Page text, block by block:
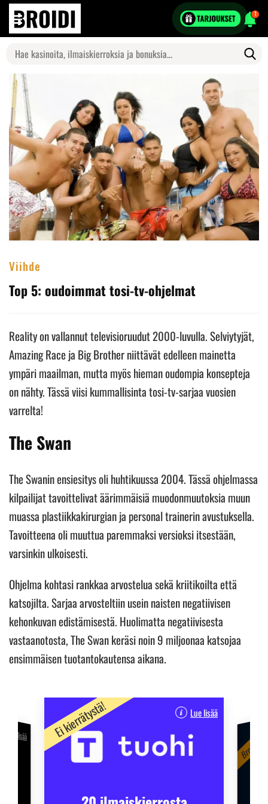
1
Search
for:
Viihde
Top 5: oudoimmat tosi-tv-ohjelmat
Reality on vallannut televisioruudut 2000-luvulla. Selviytyjät,
Amazing Race ja Big Brother niittävät edelleen mainetta
ympäri maailman, mutta myös hieman oudompia konsepteja
on nähty. Tässä viisi kummallisinta tosi-tv-sarjaa vuosien
varrelta!
The Swan
The Swanin ensiesitys oli huhtikuussa 2004. Tässä ohjelmassa
kilpailijat tavoittelivat äärimmäisiä muodonmuutoksia muun
muassa plastiikkakirurgian ja personal trainerin avustuksella.
Tavoitteena oli muuttua paremmaksi versioksi itsestään,
varsinkin ulkoisesti.
Ohjelma kohtasi rankkaa arvostelua sekä kriitikoilta että
katsojilta. Sarjaa arvosteltiin usein naisten negatiivisen
kehonkuvan edistämisestä. Huolimatta negatiivisesta
vastaanotosta, The Swan keräsi noin 9 miljoonaa katsojaa
ensimmäisen tuotantokautensa aikana.
Lue lisää
Lue lisää
Ei kierrätystä!